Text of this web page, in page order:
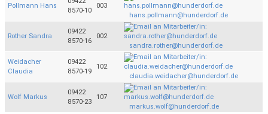
Pollmann Hans
8570-10
003
hans.pollmann@hunderdorf.de
Rother Sandra
09422
8570-16
002
sandra.rother@hunderdorf.de
Weidacher
Claudia
09422
8570-19
102
claudia.weidacher@hunderdorf.de
Wolf Markus
09422
8570-23
107
markus.wolf@hunderdorf.de